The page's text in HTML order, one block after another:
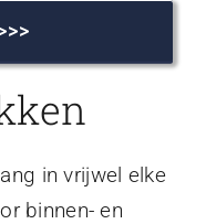
in vrijwel elke
binnen- en